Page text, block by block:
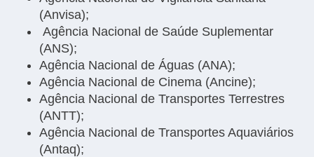
(Anvisa);
Agência Nacional de Saúde Suplementar
(ANS);
Agência Nacional de Águas (ANA);
Agência Nacional de Cinema (Ancine);
Agência Nacional de Transportes Terrestres
(ANTT);
Agência Nacional de Transportes Aquaviários
(Antaq);